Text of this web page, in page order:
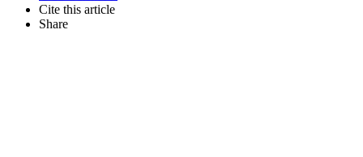
Cite this article
Share